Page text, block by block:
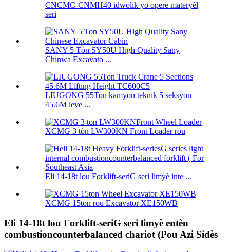
CNCMC-CNMH40 idwolik yo opere materyèl
seri
SANY 5 Tòn SY50U High Quality Sany
Chinwa Excavato ...
LIUGONG 55Ton kamyon teknik 5 seksyon
45.6M leve ...
XCMG 3 tòn LW300KN Front Loader rou
Eli 14-18t lou Forklift-seriG seri limyè inte ...
XCMG 15ton rou Excavator XE150WB
Eli 14-18t lou Forklift-seriG seri limyè entèn
combustioncounterbalanced chariot (Pou Azi Sidès